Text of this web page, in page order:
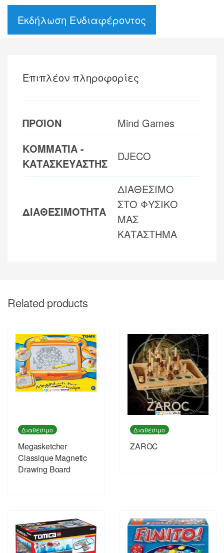
Εκδήλωση Ενδιαφέροντος
Επιπλέον πληροφορίες
ΠΡΟΪΟΝ
Mind Games
ΚΟΜΜΑΤΙΑ -
ΚΑΤΑΣΚΕΥΑΣΤΗΣ
DJECO
ΔΙΑΘΕΣΙΜΟΤΗΤΑ
ΔΙΑΘΕΣΙΜΟ
ΣΤΟ ΦΥΣΙΚΟ
ΜΑΣ
ΚΑΤΑΣΤΗΜΑ
Related products
Διαθέσιμο
Megasketcher
Classique Magnetic
Drawing Board
Διαθέσιμο
ZAROC